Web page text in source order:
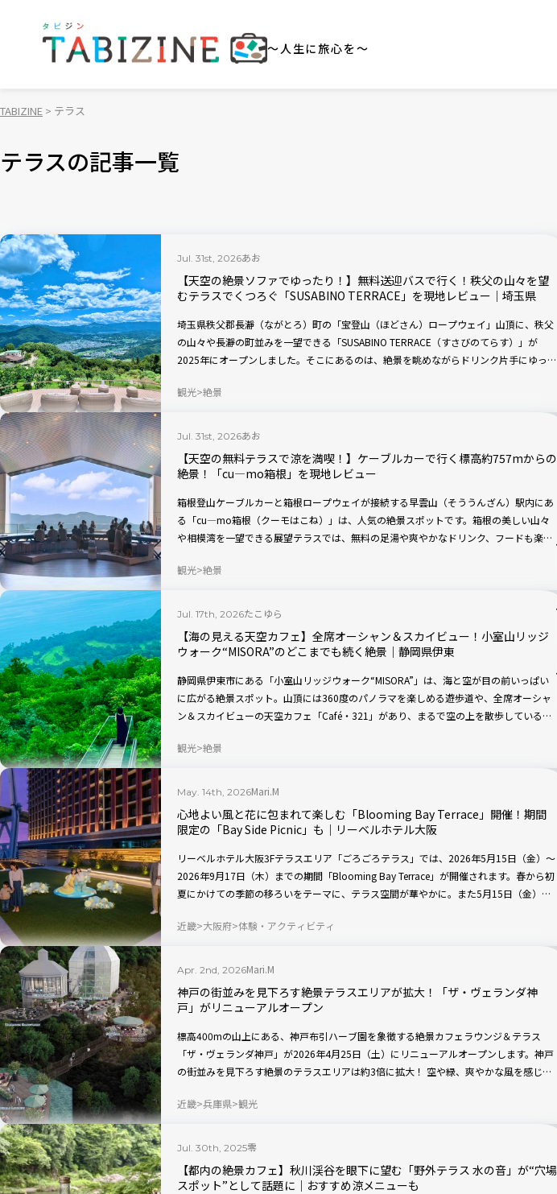
～人生に旅心を～
TABIZINE テラス
テラスの記事一覧
Jul. 31st, 2026あお
【天空の絶景ソファでゆったり！】無料送迎バスで行く！秩父の山々を望
むテラスでくつろぐ「SUSABINO TERRACE」を現地レビュー｜埼玉県
埼玉県秩父郡長瀞（ながとろ）町の「宝登山（ほどさん）ロープウェイ」山頂に、秩父
の山々や長瀞の町並みを一望できる「SUSABINO TERRACE（すさびのてらす）」が
2025年にオープンしました。そこにあるのは、絶景を眺めながらドリンク片手にゆった
を現地レビューしていきます。
観光 絶景
Jul. 31st, 2026あお
【天空の無料テラスで涼を満喫！】ケーブルカーで行く標高約757mからの
絶景！「cu―mo箱根」を現地レビュー
箱根登山ケーブルカーと箱根ロープウェイが接続する早雲山（そううんざん）駅内にあ
る「cu―mo箱根（クーモはこね）」は、人気の絶景スポットです。箱根の美しい山々
や相模湾を一望できる展望テラスでは、無料の足湯や爽やかなドリンク、フードも楽し
観光 絶景
Jul. 17th, 2026たこゆら
【海の見える天空カフェ】全席オーシャン＆スカイビュー！小室山リッジ
ウォーク“MISORA”のどこまでも続く絶景｜静岡県伊東
静岡県伊東市にある「小室山リッジウォーク“MISORA”」は、海と空が目の前いっぱい
に広がる絶景スポット。山頂には360度のパノラマを楽しめる遊歩道や、全席オーシャ
ン＆スカイビューの天空カフェ「Café・321」があり、まるで空の上を散歩しているよ
山後には、「Kitchen・218」で見た目もインパクト抜群の海鮮丼まで楽しんできまし
観光 絶景
May. 14th, 2026Mari.M
心地よい風と花に包まれて楽しむ「Blooming Bay Terrace」開催！期間
限定の「Bay Side Picnic」も｜リーベルホテル大阪
リーベルホテル大阪3Fテラスエリア「ごろごろテラス」では、2026年5月15日（金）～
2026年9月17日（木）までの期間「Blooming Bay Terrace」が開催されます。春から初
夏にかけての季節の移ろいをテーマに、テラス空間が華やかに。また5月15日（金）～7
登場します。
近畿 大阪府 体験・アクティビティ
Apr. 2nd, 2026Mari.M
神戸の街並みを見下ろす絶景テラスエリアが拡大！「ザ・ヴェランダ神
戸」がリニューアルオープン
標高400mの山上にある、神戸布引ハーブ園を象徴する絶景カフェラウンジ＆テラス
「ザ・ヴェランダ神戸」が2026年4月25日（土）にリニューアルオープンします。神戸
の街並みを見下ろす絶景のテラスエリアは約3倍に拡大！ 空や緑、爽やかな風を感じら
近畿 兵庫県 観光
Jul. 30th, 2025零
【都内の絶景カフェ】秋川渓谷を眼下に望む「野外テラス 水の音」が“穴場
スポット”として話題に｜おすすめ涼メニューも